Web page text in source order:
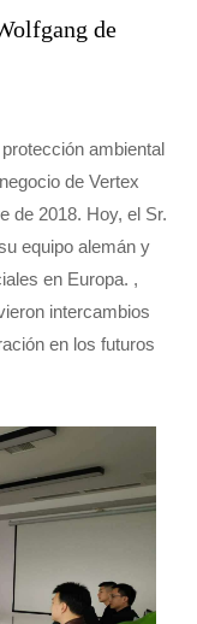
de
ambiental
de Vertex
de 2018. Hoy, el Sr.
equipo alemán y
en Europa. ,
intercambios
en los futuros